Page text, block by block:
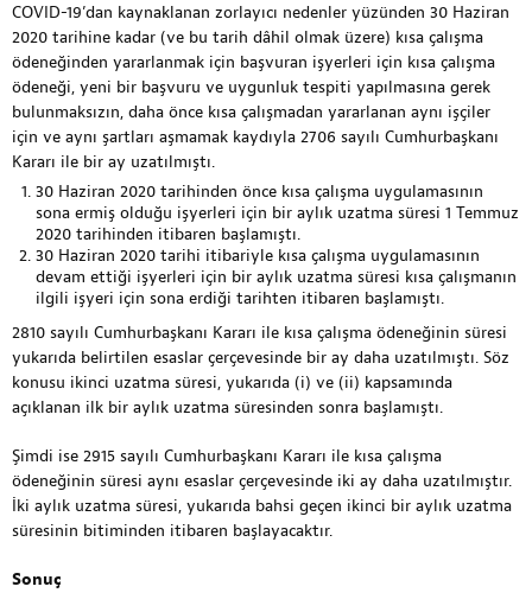
COVID-19’dan kaynaklanan zorlayıcı nedenler yüzünden 30 Haziran
2020 tarihine kadar (ve bu tarih dâhil olmak üzere) kısa çalışma
ödeneğinden yararlanmak için başvuran işyerleri için kısa çalışma
ödeneği, yeni bir başvuru ve uygunluk tespiti yapılmasına gerek
bulunmaksızın, daha önce kısa çalışmadan yararlanan aynı işçiler
için ve aynı şartları aşmamak kaydıyla 2706 sayılı Cumhurbaşkanı
Kararı ile bir ay uzatılmıştı.
30 Haziran 2020 tarihinden önce kısa çalışma uygulamasının
sona ermiş olduğu işyerleri için bir aylık uzatma süresi 1 Temmuz
2020 tarihinden itibaren başlamıştı.
30 Haziran 2020 tarihi itibariyle kısa çalışma uygulamasının
devam ettiği işyerleri için bir aylık uzatma süresi kısa çalışmanın
ilgili işyeri için sona erdiği tarihten itibaren başlamıştı.
2810 sayılı Cumhurbaşkanı Kararı ile kısa çalışma ödeneğinin süresi
yukarıda belirtilen esaslar çerçevesinde bir ay daha uzatılmıştı. Söz
konusu ikinci uzatma süresi, yukarıda (i) ve (ii) kapsamında
açıklanan ilk bir aylık uzatma süresinden sonra başlamıştı.
Şimdi ise 2915 sayılı Cumhurbaşkanı Kararı ile kısa çalışma
ödeneğinin süresi aynı esaslar çerçevesinde iki ay daha uzatılmıştır.
İki aylık uzatma süresi, yukarıda bahsi geçen ikinci bir aylık uzatma
süresinin bitiminden itibaren başlayacaktır.
Sonuç